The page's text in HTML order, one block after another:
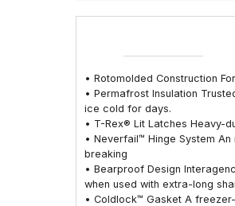
• Rotomolded Construction
• Permafrost Insulation
ice cold for days.
• T-Rex® Lit Latches Heavy-
• Neverfail™ Hinge System
breaking
• Bearproof Design
when used with extra-long
• Coldlock™ Gasket A